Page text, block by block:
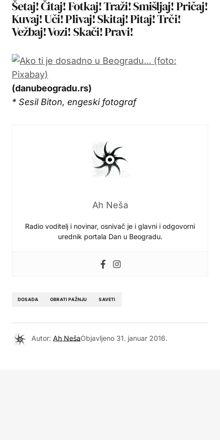
Šetaj! Čitaj! Fotkaj! Traži! Smišljaj! Pričaj!
Kuvaj! Uči! Plivaj! Skitaj! Pitaj! Trči!
Vežbaj! Vozi! Skači! Pravi!
(danubeogradu.rs)
* Sesil Biton, engeski fotograf
Ah Neša
Radio voditelj i novinar, osnivač je i glavni i odgovorni
urednik portala Dan u Beogradu.
DOSADA OBRATI PAŽNJU SAVETI
Autor: Ah NešaObjavljeno 31. januar 2016.